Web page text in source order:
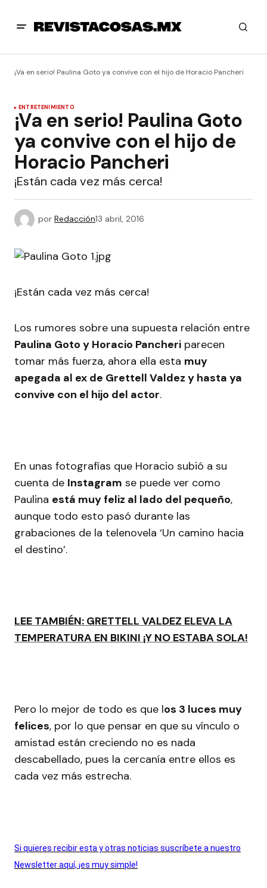
¡Va en serio! Paulina Goto ya convive con el hijo de Horacio Pancheri
ENTRETENIMIENTO
¡Va en serio! Paulina Goto
ya convive con el hijo de
Horacio Pancheri
¡Están cada vez más cerca!
por Redacción13 abril, 2016
¡Están cada vez más cerca!
Los rumores sobre una supuesta relación entre
Paulina Goto y Horacio Pancheri parecen
tomar más fuerza, ahora ella esta muy
apegada al ex de Grettell Valdez y hasta ya
convive con el hijo del actor.
En unas fotografías que Horacio subió a su
cuenta de Instagram se puede ver como
Paulina está muy feliz al lado del pequeño,
aunque todo esto pasó durante las
grabaciones de la telenovela ‘Un camino hacia
el destino’.
LEE TAMBIÉN: GRETTELL VALDEZ ELEVA LA
TEMPERATURA EN BIKINI ¡Y NO ESTABA SOLA!
Pero lo mejor de todo es que los 3 luces muy
felices, por lo que pensar en que su vínculo o
amistad están creciendo no es nada
descabellado, pues la cercanía entre ellos es
cada vez más estrecha.
Si quieres recibir esta y otras noticias suscríbete a nuestro
Newsletter aquí, ¡es muy simple!